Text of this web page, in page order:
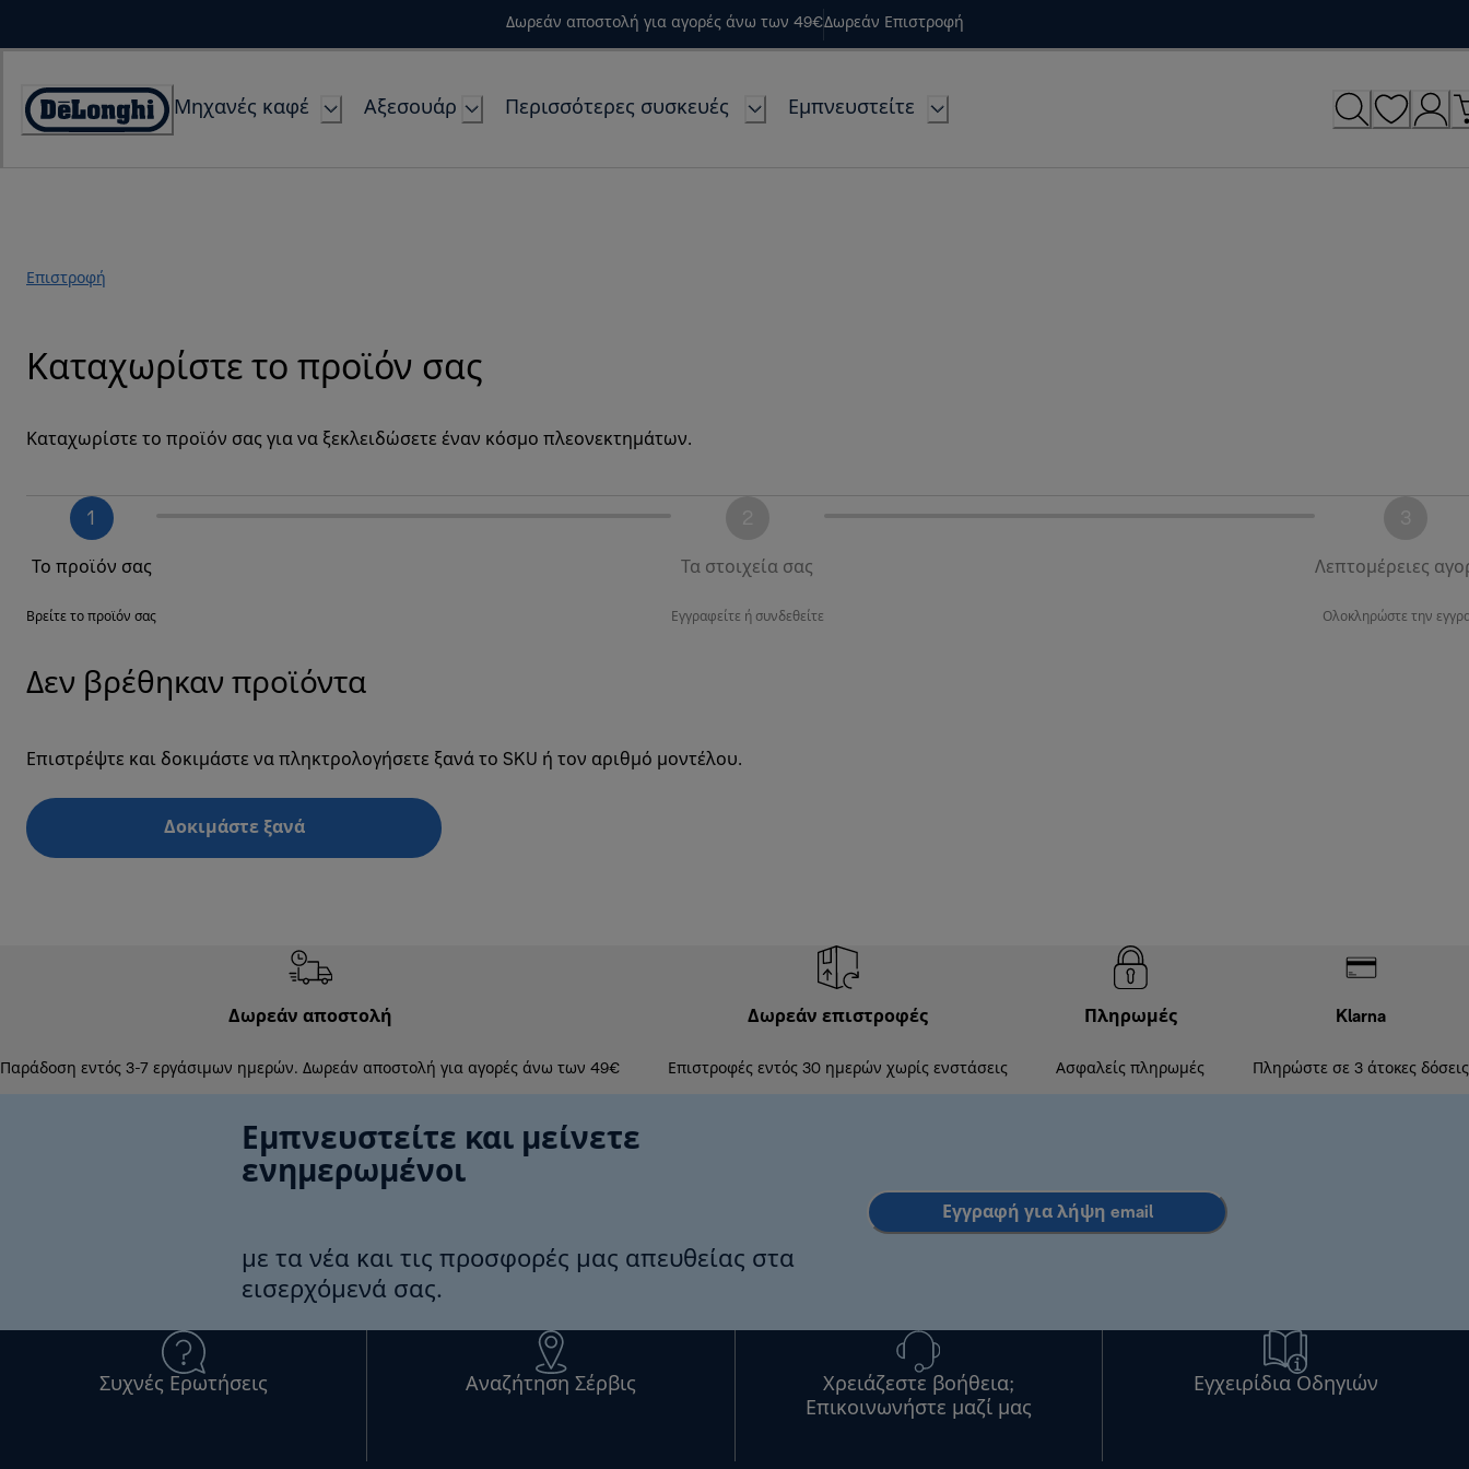
Δωρεάν αποστολή για αγορές άνω των 49€Δωρεάν Επιστροφή
Accessibility
Μηχανές καφέ Αξεσουάρ Περισσότερες συσκευές Εμπνευστείτε
Επιστροφή
Καταχωρίστε το προϊόν σας
Καταχωρίστε το προϊόν σας για να ξεκλειδώσετε έναν κόσμο πλεονεκτημάτων.
1
Το προϊόν σας
Βρείτε το προϊόν σας
Τα στοιχεία σας
Εγγραφείτε ή συνδεθείτε
Λεπτομέρειες
Ολοκληρώστε την
Δεν βρέθηκαν προϊόντα
Επιστρέψτε και δοκιμάστε να πληκτρολογήσετε ξανά το SKU ή τον αριθμό μοντέλου.
Δοκιμάστε ξανά
Δωρεάν αποστολή
Παράδοση εντός 3-7 εργάσιμων ημερών. Δωρεάν αποστολή για αγορές άνω των 49€
Δωρεάν επιστροφές
Επιστροφές εντός 30 ημερών χωρίς ενστάσεις
Πληρωμές
Ασφαλείς πληρωμές
Klarna
Πληρώστε σε 3 άτοκες δόσεις
Εμπνευστείτε και μείνετε
ενημερωμένοι
με τα νέα και τις προσφορές μας απευθείας στα
εισερχόμενά σας.
Εγγραφή για λήψη email
Συχνές Ερωτήσεις Αναζήτηση Σέρβις
Χρειάζεστε βοήθεια;
Επικοινωνήστε μαζί μας
Εγχειρίδια Οδηγιών